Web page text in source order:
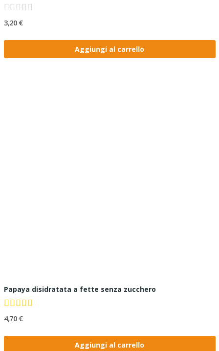
3,20 €
Aggiungi al carrello
Papaya disidratata a fette senza zucchero
4,70 €
Aggiungi al carrello